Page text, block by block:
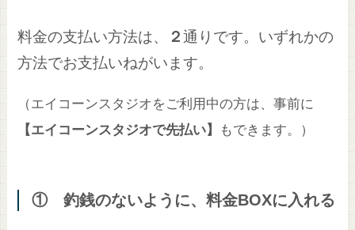
料金の支払い方法は、 ２通りです。いずれかの
方法でお支払いねがいます。
（エイコーンスタジオをご利用中の方は、事前に
【エイコーンスタジオで先払い】
もできます。）
① 釣銭のないように、料金BOXに入れる